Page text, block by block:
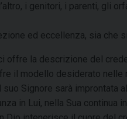
i genitori, i parenti, gli
ed eccellenza, sia che
offre la descrizione del
il modello desiderato
Signore sarà improntata
in Lui, nella Sua